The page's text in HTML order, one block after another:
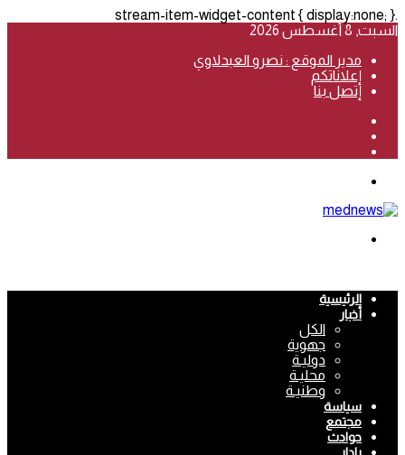
.stream-item-widget-content { display:none; }
السبت, 8 أغسطس 2026
مدير الموقع : نصرو العبدلاوي
إعلاناتكم
إتصل بنا
الرئيسية
أخبار
الكل
جهوية
دوليـة
محليـة
وطنيـة
سياسة
مجتمع
حوادث